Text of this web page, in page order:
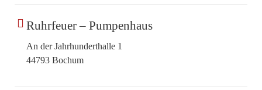
Ruhrfeuer – Pumpenhaus
An der Jahrhunderthalle 1
44793 Bochum